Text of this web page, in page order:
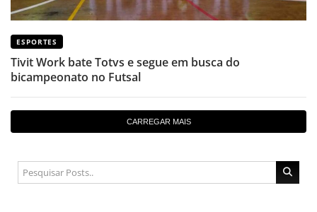
ESPORTES
Tivit Work bate Totvs e segue em busca do
bicampeonato no Futsal
CARREGAR MAIS